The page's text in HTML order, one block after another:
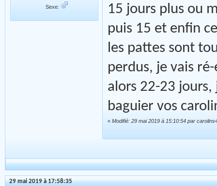
Sexe:
15 jours plus ou
puis 15 et enfin
les pattes sont
perdus, je vais
alors 22-23 jours,
baguier vos
« Modifié: 29 mai 2019 à 15:10:54 par
29 mai 2019 à 17:58:35